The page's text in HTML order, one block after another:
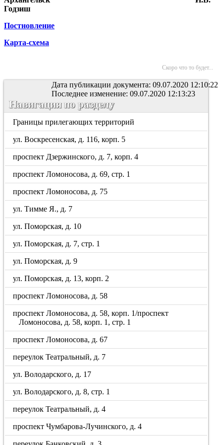
Годзиш
Постновление
Карта-схема
Скоро что то будет...
Дата публикации документа: 09.07.2020 12:10:22
Последнее изменение: 09.07.2020 12:13:23
Навигация по разделу
Границы прилегающих территорий
ул. Воскресенская, д. 116, корп. 5
проспект Дзержинского, д. 7, корп. 4
проспект Ломоносова, д. 69, стр. 1
проспект Ломоносова, д. 75
ул. Тимме Я., д. 7
ул. Поморская, д. 10
ул. Поморская, д. 7, стр. 1
ул. Поморская, д. 9
ул. Поморская, д. 13, корп. 2
проспект Ломоносова, д. 58
проспект Ломоносова, д. 58, корп. 1/проспект
Ломоносова, д. 58, корп. 1, стр. 1
проспект Ломоносова, д. 67
переулок Театральный, д. 7
ул. Володарского, д. 17
ул. Володарского, д. 8, стр. 1
переулок Театральный, д. 4
проспект Чумбарова-Лучинского, д. 4